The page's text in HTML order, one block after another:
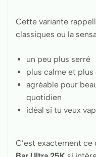
Cette variante
classiques ou la
un peu plus serré
plus calme et
agréable pour
quotidien
idéal si tu veux
C’est exactement ce